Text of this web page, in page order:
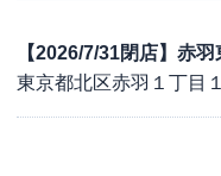
【2026/7/31閉店】赤
東京都北区赤羽１丁目